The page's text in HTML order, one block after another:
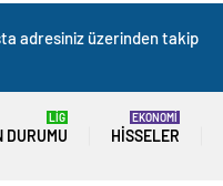
adresiniz üzerinden takip
DURUMU
LİG
HISSELER
EKONOMİ